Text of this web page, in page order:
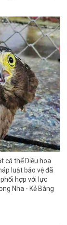
cá thể Diều hoa
luật bảo vệ đã
hợp với lực
Nha - Kẻ Bàng